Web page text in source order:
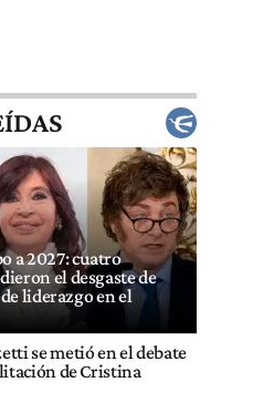
a 2027: cuatro
el desgaste de
liderazgo en el
se metió en el debate
de Cristina